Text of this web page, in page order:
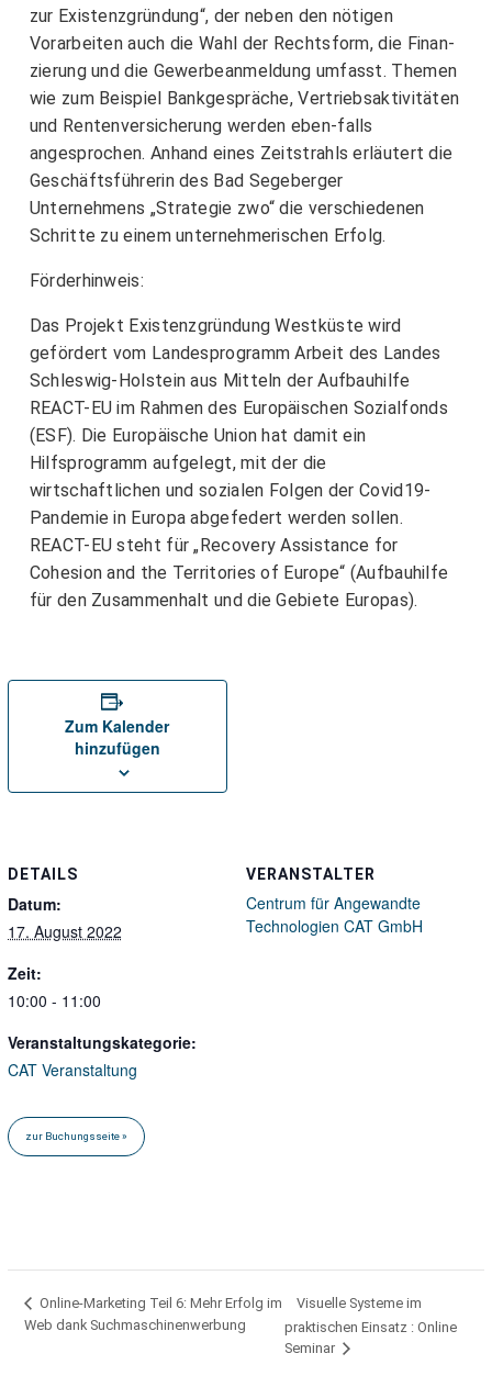
zur Existenzgründung“, der neben den nötigen
Vorarbeiten auch die Wahl der Rechtsform, die Finan-
zierung und die Gewerbeanmeldung umfasst. Themen
wie zum Beispiel Bankgespräche, Vertriebsaktivitäten
und Rentenversicherung werden eben-falls
angesprochen. Anhand eines Zeitstrahls erläutert die
Geschäftsführerin des Bad Segeberger
Unternehmens „Strategie zwo“ die verschiedenen
Schritte zu einem unternehmerischen Erfolg.
Förderhinweis:
Das Projekt Existenzgründung Westküste wird
gefördert vom Landesprogramm Arbeit des Landes
Schleswig-Holstein aus Mitteln der Aufbauhilfe
REACT-EU im Rahmen des Europäischen Sozialfonds
(ESF). Die Europäische Union hat damit ein
Hilfsprogramm aufgelegt, mit der die
wirtschaftlichen und sozialen Folgen der Covid19-
Pandemie in Europa abgefedert werden sollen.
REACT-EU steht für „Recovery Assistance for
Cohesion and the Territories of Europe“ (Aufbauhilfe
für den Zusammenhalt und die Gebiete Europas).
Zum Kalender
hinzufügen
DETAILS
Datum:
17. August 2022
Zeit:
10:00 - 11:00
Veranstaltungskategorie:
CAT Veranstaltung
VERANSTALTER
Centrum für Angewandte
Technologien CAT GmbH
Online-Marketing Teil 6: Mehr Erfolg im
Web dank Suchmaschinenwerbung
Visuelle Systeme im
praktischen Einsatz : Online
Seminar